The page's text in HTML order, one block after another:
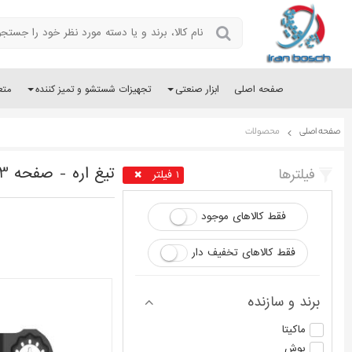
صفحه اصلی ابزار صنعتی تجهیزات شستشو و تمیز کننده
صفحه اصلی محصولات
فیلترها 1 فیلتر
فقط کالاهای موجود
فقط کالاهای تخفیف دار
برند و سازنده
ماکیتا
بوش
تیغ اره - صفحه 3